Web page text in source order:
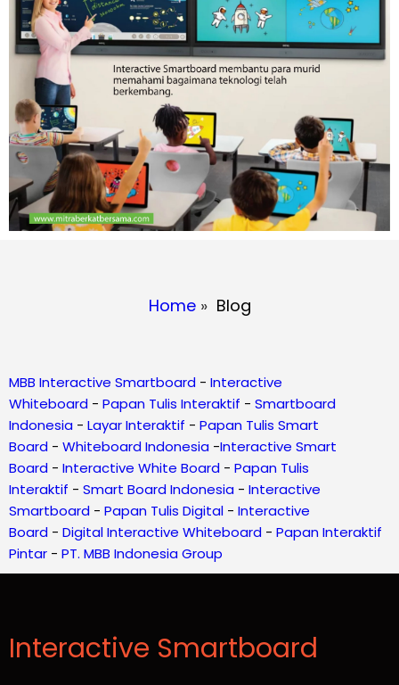
Home» Blog
MBB Interactive Smartboard - Interactive
Whiteboard - Papan Tulis Interaktif - Smartboard
Indonesia - Layar Interaktif - Papan Tulis Smart
Board - Whiteboard Indonesia -Interactive Smart
Board - Interactive White Board - Papan Tulis
Interaktif - Smart Board Indonesia - Interactive
Smartboard - Papan Tulis Digital - Interactive
Board - Digital Interactive Whiteboard - Papan Interaktif
Pintar - PT. MBB Indonesia Group
Interactive Smartboard